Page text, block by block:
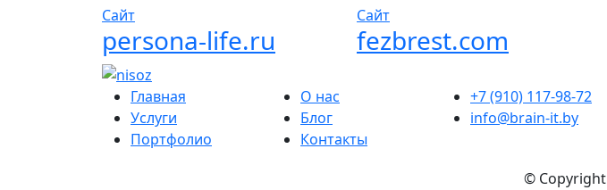
Сайт
persona-life.ru
Сайт
fezbrest.com
Главная
Услуги
Портфолио
О нас
Блог
Контакты
+7 (910) 117-98-72
info@brain-it.by
© Copyright